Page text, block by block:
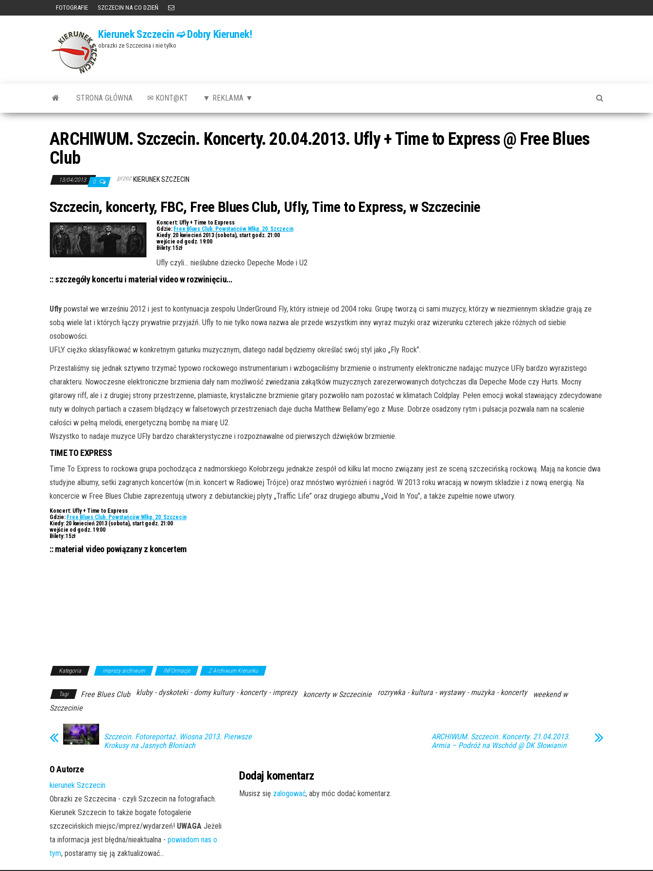
FOTOGRAFIE SZCZECIN NA CO DZIEŃ
Kierunek Szczecin ➫ Dobry Kierunek!
obrazki ze Szczecina i nie tylko
STRONA GŁÓWNA ✉ KONT@KT ▼ REKLAMA ▼
ARCHIWUM. Szczecin. Koncerty. 20.04.2013. Ufly + Time to Express @ Free Blues
Club
13/04/2013 0 przez KIERUNEK SZCZECIN
Szczecin, koncerty, FBC, Free Blues Club, Ufly, Time to Express, w Szczecinie
Koncert: Ufly + Time to Express
Gdzie: Free Blues Club. Powstańców Wlkp. 20. Szczecin
Kiedy:20 kwiecień 2013 (sobota), start godz. 21:00
wejście od godz. 19:00
Bilety:15zł
Ufly czyli… nieślubne dziecko Depeche Mode i U2
:: szczegóły koncertu i materiał video w rozwinięciu…
Ufly powstał we wrześniu 2012 i jest to kontynuacja zespołu UnderGround Fly, który istnieje od 2004 roku. Grupę tworzą ci sami muzycy, którzy w niezmiennym składzie grają ze
sobą wiele lat i których łączy prywatnie przyjaźń. Ufly to nie tylko nowa nazwa ale przede wszystkim inny wyraz muzyki oraz wizerunku czterech jakże różnych od siebie
osobowości.
UFLY ciężko sklasyfikować w konkretnym gatunku muzycznym, dlatego nadal będziemy określać swój styl jako „Fly Rock”.
Przestaliśmy się jednak sztywno trzymać typowo rockowego instrumentarium i wzbogaciliśmy brzmienie o instrumenty elektroniczne nadając muzyce UFly bardzo wyrazistego
charakteru. Nowoczesne elektroniczne brzmienia dały nam możliwość zwiedzania zakątków muzycznych zarezerwowanych dotychczas dla Depeche Mode czy Hurts. Mocny
gitarowy riff, ale i z drugiej strony przestrzenne, plamiaste, krystaliczne brzmienie gitary pozwoliło nam pozostać w klimatach Coldplay. Pełen emocji wokal stawiający zdecydowane
nuty w dolnych partiach a czasem błądzący w falsetowych przestrzeniach daje ducha Matthew Bellamy’ego z Muse. Dobrze osadzony rytm i pulsacja pozwala nam na scalenie
całości w pełną melodii, energetyczną bombę na miarę U2.
Wszystko to nadaje muzyce UFly bardzo charakterystyczne i rozpoznawalne od pierwszych dźwięków brzmienie.
TIME TO EXPRESS
Time To Express to rockowa grupa pochodząca z nadmorskiego Kołobrzegu jednakże zespół od kilku lat mocno związany jest ze sceną szczecińską rockową. Mają na koncie dwa
studyjne albumy, setki zagranych koncertów (m.in. koncert w Radiowej Trójce) oraz mnóstwo wyróżnień i nagród. W 2013 roku wracają w nowym składzie i z nową energią. Na
koncercie w Free Blues Clubie zaprezentują utwory z debiutanckiej płyty „Traffic Life” oraz drugiego albumu „Void In You”, a także zupełnie nowe utwory.
Koncert: Ufly + Time to Express
Gdzie: Free Blues Club. Powstańców Wlkp. 20. Szczecin
Kiedy:20 kwiecień 2013 (sobota), start godz. 21:00
wejście od godz. 19:00
Bilety:15zł
:: materiał video powiązany z koncertem
Kategoria imprezy archiwum INFOrmacje Z Archiwum Kierunku
Tagi Free Blues Club kluby - dyskoteki - domy kultury - koncerty - imprezy koncerty w Szczecinie rozrywka - kultura - wystawy - muzyka - koncerty
weekend w
Szczecinie
Szczecin. Fotoreportaż. Wiosna 2013. Pierwsze
Krokusy na Jasnych Błoniach
ARCHIWUM. Szczecin. Koncerty. 21.04.2013.
Armia – Podróż na Wschód @ DK Słowianin
O Autorze
kierunek Szczecin
Obrazki ze Szczecina - czyli Szczecin na fotografiach.
Kierunek Szczecin to także bogate fotogalerie
szczecińskich miejsc/imprez/wydarzeń! UWAGA Jeżeli
ta informacja jest błędna/nieaktualna - powiadom nas o
tym, postaramy się ją zaktualizować...
Dodaj komentarz
Musisz się zalogować, aby móc dodać komentarz.